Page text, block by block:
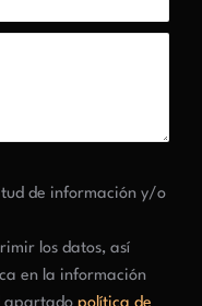
de información y/o
los datos, así
en la información